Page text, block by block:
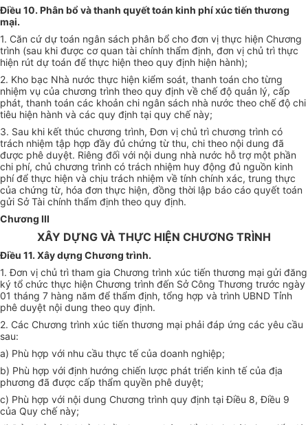
Điều 10. Phân bổ và thanh quyết toán kinh phí xúc tiến thương
mại.
1. Căn cứ dự toán ngân sách phân bổ cho đơn vị thực hiện Chương
trình (sau khi được cơ quan tài chính thẩm định, đơn vị chủ trì thực
hiện rút dự toán để thực hiện theo quy định hiện hành);
2. Kho bạc Nhà nước thực hiện kiểm soát, thanh toán cho từng
nhiệm vụ của chương trình theo quy định về chế độ quản lý, cấp
phát, thanh toán các khoản chi ngân sách nhà nước theo chế độ chi
tiêu hiện hành và các quy định tại quy chế này;
3. Sau khi kết thúc chương trình, Đơn vị chủ trì chương trình có
trách nhiệm tập hợp đầy đủ chứng từ thu, chi theo nội dung đã
được phê duyệt. Riêng đối với nội dung nhà nước hỗ trợ một phần
chi phí, chủ chương trình có trách nhiệm huy động đủ nguồn kinh
phí để thực hiện và chịu trách nhiệm về tính chính xác, trung thực
của chứng từ, hóa đơn thực hiện, đồng thời lập báo cáo quyết toán
gửi Sở Tài chính thẩm định theo quy định.
Chương III
XÂY DỰNG VÀ THỰC HIỆN CHƯƠNG TRÌNH
Điều 11. Xây dựng Chương trình.
1.Đơn vị chủ trì tham gia Chương trình xúc tiến thương mại gửi đăng
ký tổ chức thực hiện Chương trình đến Sở Công Thương trước ngày
01 tháng 7 hàng năm để thẩm định, tổng hợp và trình UBND Tỉnh
phê duyệt nội dung theo quy định.
2. Các Chương trình xúc tiến thương mại phải đáp ứng các yêu cầu
sau:
a) Phù hợp với nhu cầu thực tế của doanh nghiệp;
b) Phù hợp với định hướng chiến lược phát triển kinh tế của địa
phương đã được cấp thẩm quyền phê duyệt;
c) Phù hợp với nội dung Chương trình quy định tại Điều 8, Điều 9
của Quy chế này;